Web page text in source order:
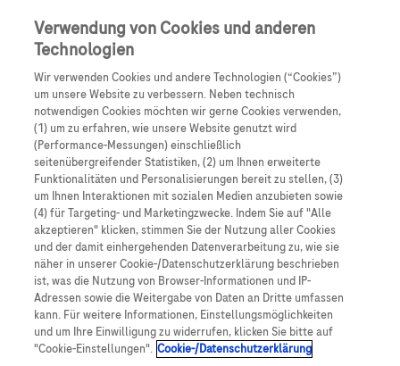
Skip to main content 0
Produkte Artikel
Es tut uns leid, aber es gibt keine Ergebnisse für:
Über Roche
Impressum
Rechtliche Hinweise
Datenschutz
Verwendung von Cookies und anderen
Technologien
Wir verwenden Cookies und andere Technologien (“Cookies”)
um unsere Website zu verbessern. Neben technisch
notwendigen Cookies möchten wir gerne Cookies verwenden,
(1) um zu erfahren, wie unsere Website genutzt wird
(Performance-Messungen) einschließlich
seitenübergreifender Statistiken, (2) um Ihnen erweiterte
Funktionalitäten und Personalisierungen bereit zu stellen, (3)
um Ihnen Interaktionen mit sozialen Medien anzubieten sowie
(4) für Targeting- und Marketingzwecke. Indem Sie auf "Alle
akzeptieren" klicken, stimmen Sie der Nutzung aller Cookies
und der damit einhergehenden Datenverarbeitung zu, wie sie
näher in unserer Cookie-/Datenschutzerklärung beschrieben
ist, was die Nutzung von Browser-Informationen und IP-
Adressen sowie die Weitergabe von Daten an Dritte umfassen
kann. Für weitere Informationen, Einstellungsmöglichkeiten
und um Ihre Einwilligung zu widerrufen, klicken Sie bitte auf
"Cookie-Einstellungen". Cookie-/Datenschutzerklärung